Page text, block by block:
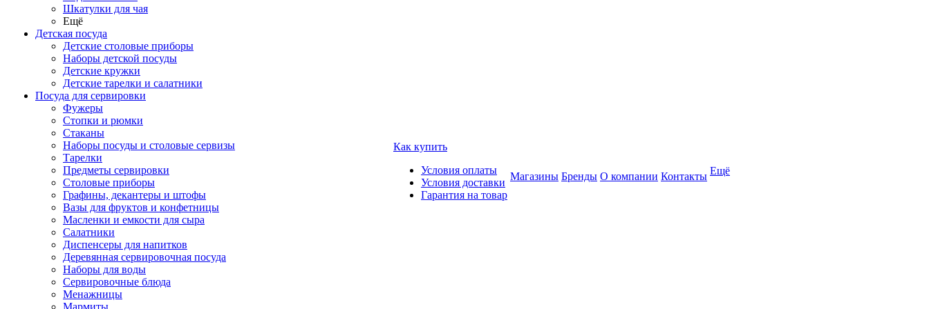
Шкатулки для чая
Ещё
Детская посуда
Детские столовые приборы
Наборы детской посуды
Детские кружки
Детские тарелки и салатники
Посуда для сервировки
Фужеры
Стопки и рюмки
Стаканы
Наборы посуды и столовые сервизы
Тарелки
Предметы сервировки
Столовые приборы
Графины, декантеры и штофы
Вазы для фруктов и конфетницы
Масленки и емкости для сыра
Салатники
Диспенсеры для напитков
Деревянная сервировочная посуда
Наборы для воды
Сервировочные блюда
Менажницы
Мармиты
Как купить
Условия оплаты
Условия доставки
Гарантия на товар
Магазины Бренды О компании Контакты Ещё